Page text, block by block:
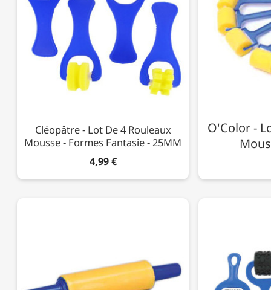
Cléopâtre - Lot De 4 Rouleaux
Mousse - Formes Fantasie - 25MM
4,99 €
O'Color -